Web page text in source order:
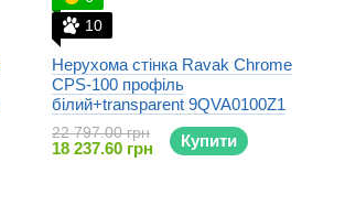
10
Нерухома стінка Ravak Chrome
CPS-100 профіль
білий+transparent 9QVA0100Z1
22 797.00 грн
18 237.60 грн Купити